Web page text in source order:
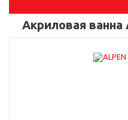
Акриловая ванна